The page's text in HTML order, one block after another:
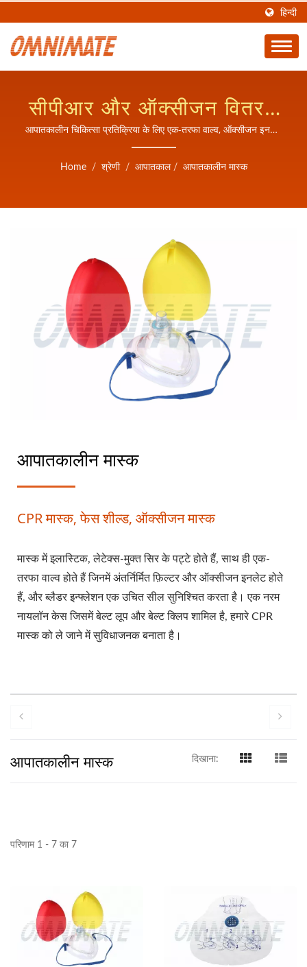
हिन्दी
सीपीआर और ऑक्सीजन वितरण
के लिए पेशेवर आपातकालीन
मास्क।
आपातकालीन चिकित्सा प्रतिक्रिया के लिए एक-तरफा वाल्व, ऑक्सीजन इनलेट
और पोर्टेबल कैरींग केस के साथ स्पष्ट सीपीआर फेस शील्ड।
Home / श्रेणी / आपातकाल / आपातकालीन मास्क
आपातकालीन मास्क
CPR मास्क, फेस शील्ड, ऑक्सीजन मास्क
मास्क में इलास्टिक, लेटेक्स-मुक्त सिर के पट्टे होते हैं, साथ ही एक-
तरफा वाल्व होते हैं जिनमें अंतर्निर्मित फ़िल्टर और ऑक्सीजन इनलेट होते
हैं, और ब्लैडर इन्फ्लेशन एक उचित सील सुनिश्चित करता है। एक नरम
नायलॉन केस जिसमें बेल्ट लूप और बेल्ट क्लिप शामिल है, हमारे CPR
मास्क को ले जाने में सुविधाजनक बनाता है।
आपातकालीन मास्क दिखाना:
परिणाम 1 - 7 का 7